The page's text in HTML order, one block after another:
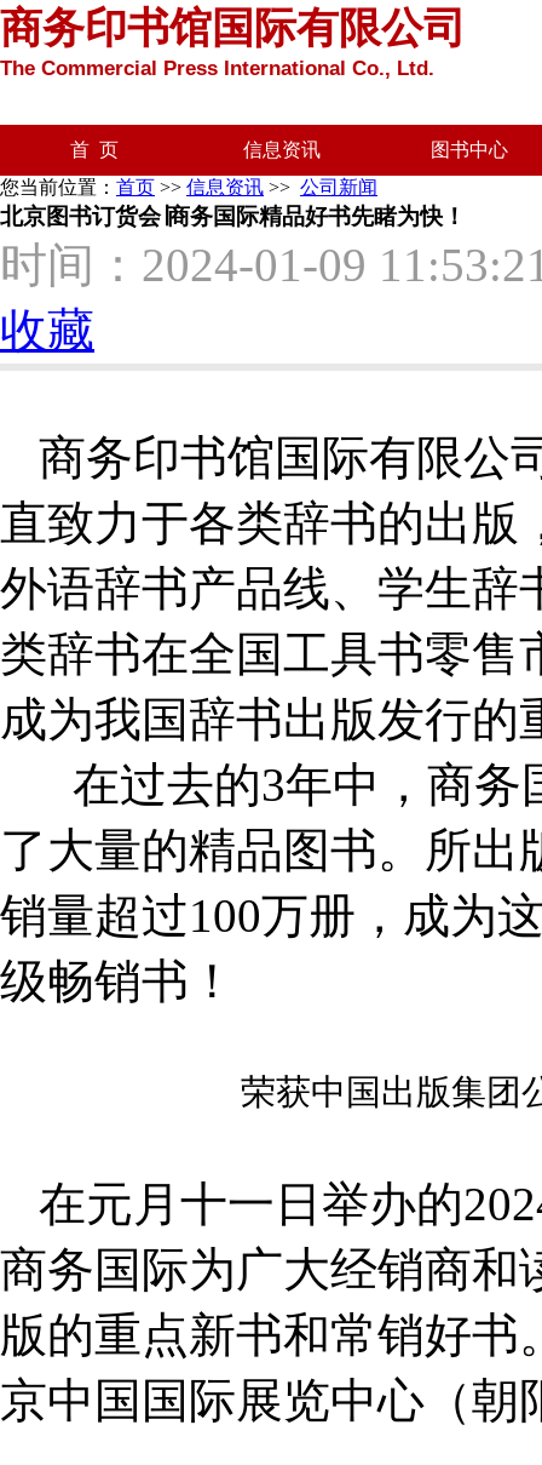
商务印书馆国际有限公司
The Commercial Press International Co., Ltd.
首 页 信息资讯
图书中心
您当前位置： 首页 >> 信息资讯 >> 公司新闻
北京图书订货会∣商务国际精品好书先睹为快！
时间：2024-01-09
收藏
商务印书馆国际有限公
直致力于各类辞书的出
外语辞书产品线、学生辞
类辞书在全国工具书零售
成为我国辞书出版发行的
在过去的3年中，商务
了大量的精品图书。所
销量超过100万册，成为
级畅销书！
荣获中国出版集团
在元月十一日举办的
商务国际为广大经销商和
版的重点新书和常销好
京中国国际展览中心（朝